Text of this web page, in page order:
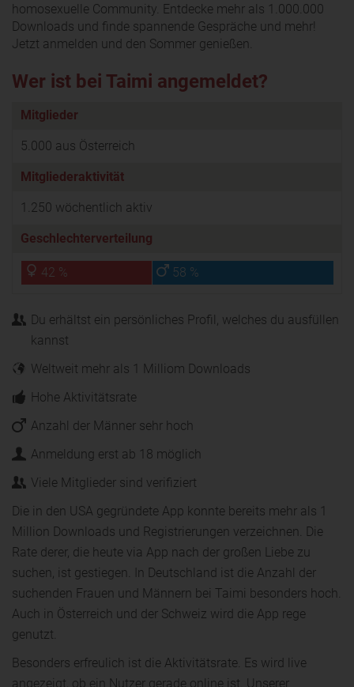
homosexuelle Community. Entdecke mehr als 1.000.000
Downloads und finde spannende Gespräche und mehr!
Jetzt anmelden und den Sommer genießen.
Wer ist bei Taimi angemeldet?
Mitglieder
5.000 aus Österreich
Mitgliederaktivität
1.250 wöchentlich aktiv
Geschlechterverteilung
42 % 58 %
Du erhältst ein persönliches Profil, welches du ausfüllen
kannst
Weltweit mehr als 1 Milliom Downloads
Hohe Aktivitätsrate
Anzahl der Männer sehr hoch
Anmeldung erst ab 18 möglich
Viele Mitglieder sind verifiziert
Die in den USA gegründete App konnte bereits mehr als 1
Million Downloads und Registrierungen verzeichnen. Die
Rate derer, die heute via App nach der großen Liebe zu
suchen, ist gestiegen. In Deutschland ist die Anzahl der
suchenden Frauen und Männern bei Taimi besonders hoch.
Auch in Österreich und der Schweiz wird die App rege
genutzt.
Besonders erfreulich ist die Aktivitätsrate. Es wird live
angezeigt, ob ein Nutzer gerade online ist. Unserer